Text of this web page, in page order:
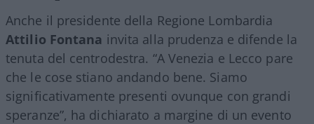
Anche il presidente della Regione Lombardia
Attilio Fontana invita alla prudenza e difende la
tenuta del centrodestra. “A Venezia e Lecco pare
che le cose stiano andando bene. Siamo
significativamente presenti ovunque con grandi
speranze”, ha dichiarato a margine di un evento